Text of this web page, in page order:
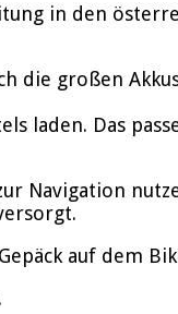
in den
großen
laden. Das
Navigation
auf dem